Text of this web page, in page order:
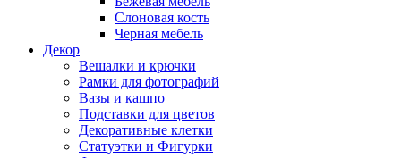
Слоновая кость
Черная мебель
Декор
Вешалки и крючки
Рамки для фотографий
Вазы и кашпо
Подставки для цветов
Декоративные клетки
Статуэтки и Фигурки